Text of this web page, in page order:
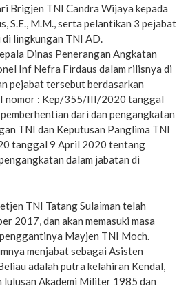
Brigjen TNI Candra Wijaya kepada
S.E., M.M., serta pelantikan 3 pejabat
lingkungan TNI AD.
Dinas Penerangan Angkatan
Inf Nefra Firdaus dalam rilisnya di
pejabat tersebut berdasarkan
nomor : Kep/355/III/2020 tanggal
dari dan pengangkatan
TNI dan Keputusan Panglima TNI
tanggal 9 April 2020 tentang
dalam jabatan di
TNI Tatang Sulaiman telah
2017, dan akan memasuki masa
Mayjen TNI Moch.
menjabat sebagai Asisten
adalah putra kelahiran Kendal,
lulusan Akademi Militer 1985 dan